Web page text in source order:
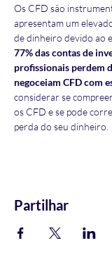
Os CFD são
apresentam um
de dinheiro devido ao
77% das contas de
profissionais perdem
negoceiam CFD com
considerar se
os CFD e se pode
perda do seu dinheiro.
Partilhar